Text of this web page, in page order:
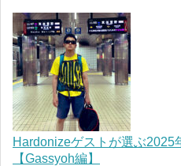
Hardonizeゲストが選ぶ2025
【Gassyoh編】